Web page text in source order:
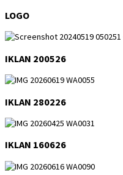
LOGO
IKLAN 200526
IKLAN 280226
IKLAN 160626